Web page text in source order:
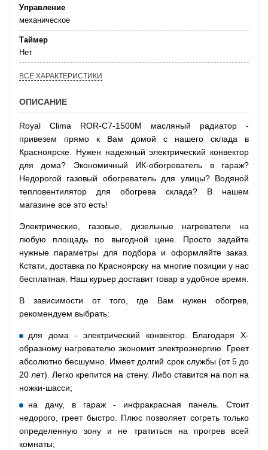
Управление
механическое
Таймер
Нет
ВСЕ ХАРАКТЕРИСТИКИ
ОПИСАНИЕ
Royal Clima ROR-C7-1500M масляный радиатор -
привезем прямо к Вам домой с нашего склада в
Красноярске. Нужен надежный электрический конвектор
для дома? Экономичный ИК-обогреватель в гараж?
Недорогой газовый обогреватель для улицы? Водяной
тепловентилятор для обогрева склада? В нашем
магазине все это есть!
Электрические, газовые, дизельные нагреватели на
любую площадь по выгодной цене. Просто задайте
нужные параметры для подбора и оформляйте заказ.
Кстати, доставка по Красноярску на многие позиции у нас
бесплатная. Наш курьер доставит товар в удобное время.
В зависимости от того, где Вам нужен обогрев,
рекомендуем выбрать:
для дома - электрический конвектор. Благодаря Х-
образному нагревателю экономит электроэнергию. Греет
абсолютно бесшумно. Имеет долгий срок службы (от 5 до
20 лет). Легко крепится на стену. Либо ставится на пол на
ножки-шасси;
на дачу, в гараж - инфракрасная панель. Стоит
недорого, греет быстро. Плюс позволяет согреть только
определенную зону и не тратиться на прогрев всей
комнаты;